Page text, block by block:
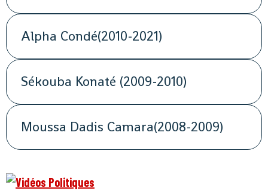
Alpha Condé(2010-2021)
Sékouba Konaté (2009-2010)
Moussa Dadis Camara(2008-2009)